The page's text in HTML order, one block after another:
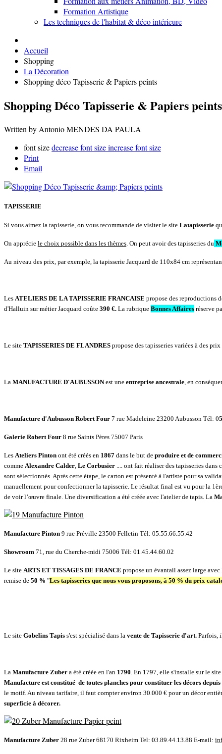
Formation Artistique
Les techniques de l'habitat & déco intérieure
Accueil
Shopping
La Décoration
Shopping déco Tapisserie & Papiers peints
Shopping Déco Tapisserie & Papiers peints
Written by Antonio MENDES DA PAULA
font sizedecrease font sizeincrease font size
Print
Email
TAPISSERIE
Si vous aimez la tapisserie, on vous recommande de visiter le site Latapisserie
On apprécie le choix possible dans les thèmes. On peut avoir des tapisseries du
Au niveau des prix, par exemple, la tapisserie Jacquard de 110x84 cm
Les ATELIERS DE LA TAPISSERIE FRANCAISE propose des reproductions
d'Halluin sur métier Jacquard coûte 390 €. La rubrique Bonnes Affaires réserve
Le site TAPISSERIES DE FLANDRES propose des tapisseries variées à des
La MANUFACTURE D'AUBUSSONest une entreprise ancestrale, en
Manufacture d'Aubusson Robert Four 7 rue Madeleine 23200 Aubusson Tél: 0
Galerie Robert Four 8 rue Saints Pères 75007 Paris
Les Ateliers Pinton ont été créés en 1867 dans le but de produire et de
comme Alexandre Calder, Le Corbusier .... ont fait réaliser des tapisseries
sont sélectionnés. Après cette étape, le carton est présenté à l'artiste pour sa
manuellement pour confectionner la tapisserie. Le résultat final est vu pour la
de voir l’œuvre finale. Une diversification a été créée avec l'atelier de tapis. La
Manufacture Pinton 9 rue Préville 23500 Felletin Tél: 05.55.66.55.42
Showroom 71, rue du Cherche-midi 75006 Tél: 01.45.44.60.02
Le site ARTS ET TISSAGES DE FRANCE propose un évantail assez large
remise de 50 % "Les tapisseries que nous vous proposons, à 50 % du prix
Le site Gobelins Tapis s'est spécialisé dans la vente de Tapisserie d'art. Parfois,
La Manufacture Zuber a été créée en l'an 1790. En 1797, elle s'installe sur le
Manufacture est constitué de toutes planches pour constituer les décors
le motif. Au niveau tarifaire, il faut compter environ 30.000 € pour un décor
superficie à décorer.
Manufacture Zuber 28 rue Zuber 68170 Rixheim Tel: 03.89.44.13.88 E-mail: